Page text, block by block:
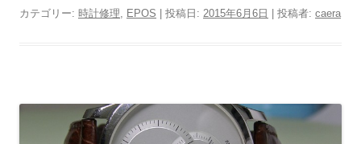
カテゴリー: 時計修理 EPOS | 投稿日: 2015年6月6日 | 投稿者: caera